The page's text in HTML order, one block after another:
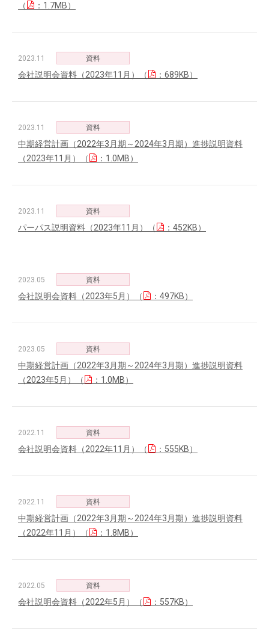
（
：1.7MB）
2023.11 資料
会社説明会資料（2023年11月）（ ：689KB）
2023.11 資料
中期経営計画（2022年3月期～2024年3月期）進捗説明資料
（2023年11月）（
：1.0MB）
2023.11 資料
パーパス説明資料（2023年11月）（ ：452KB）
2023.05 資料
会社説明会資料（2023年5月）（ ：497KB）
2023.05 資料
中期経営計画（2022年3月期～2024年3月期）進捗説明資料
（2023年5月）（
：1.0MB）
2022.11 資料
会社説明会資料（2022年11月）（ ：555KB）
2022.11 資料
中期経営計画（2022年3月期～2024年3月期）進捗説明資料
（2022年11月）（
：1.8MB）
2022.05 資料
会社説明会資料（2022年5月）（ ：557KB）